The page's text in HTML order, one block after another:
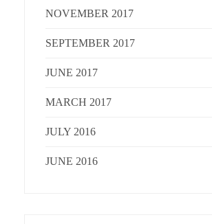
NOVEMBER 2017
SEPTEMBER 2017
JUNE 2017
MARCH 2017
JULY 2016
JUNE 2016